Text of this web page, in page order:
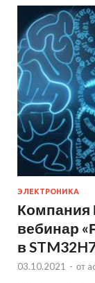
ЭЛЕКТРОНИКА
Компания
вебинар
в
03.10.2021 - от